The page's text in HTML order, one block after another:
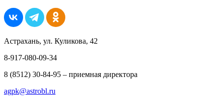
Астрахань, ул. Куликова, 42
8-917-080-09-34
8 (8512) 30-84-95 – приемная директора
agpk@astrobl.ru